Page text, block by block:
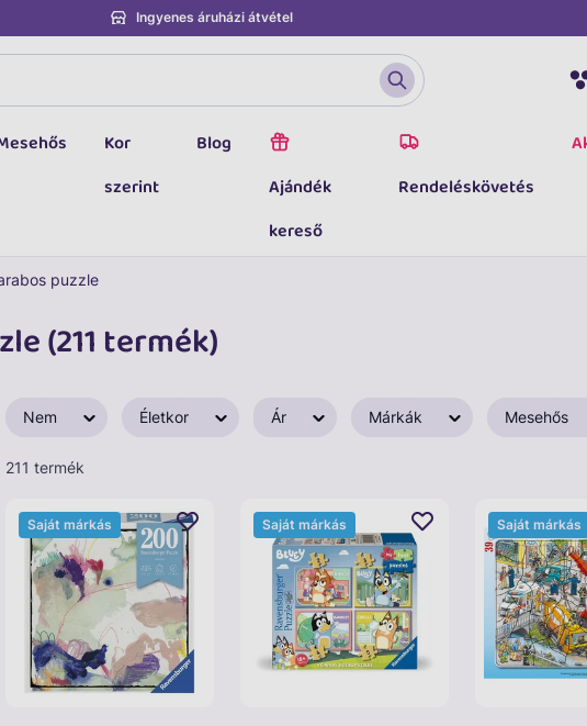
Ingyenes áruházi átvétel
Kor
szerint
Blog
Ajándék
kereső
Rendeléskövetés
puzzle
(211 termék)
Nem Életkor Ár Márkák Mesehős
211 termék
Saját márkás Saját márkás Saját márkás